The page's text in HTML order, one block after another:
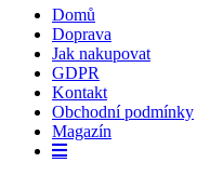
Domů
Doprava
Jak nakupovat
GDPR
Kontakt
Obchodní podmínky
Magazín